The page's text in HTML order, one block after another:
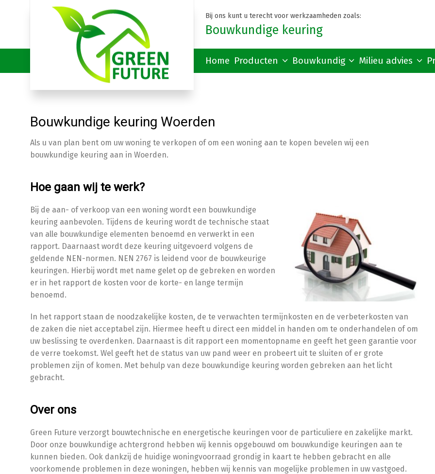
Bij ons kunt u terecht voor werkzaamheden zoals:
Bouwkundige keuring
Home Producten Bouwkundig Milieu advies
Bouwkundige keuring Woerden
Als u van plan bent om uw woning te verkopen of om een woning aan te kopen bevelen wij een
bouwkundige keuring aan in Woerden.
Hoe gaan wij te werk?
Bij de aan- of verkoop van een woning wordt een bouwkundige
keuring aanbevolen. Tijdens de keuring wordt de technische staat
van alle bouwkundige elementen benoemd en verwerkt in een
rapport. Daarnaast wordt deze keuring uitgevoerd volgens de
geldende NEN-normen. NEN 2767 is leidend voor de bouwkeurige
keuringen. Hierbij wordt met name gelet op de gebreken en worden
er in het rapport de kosten voor de korte- en lange termijn
benoemd.
In het rapport staan de noodzakelijke kosten, de te verwachten termijnkosten en de verbeterkosten van
de zaken die niet acceptabel zijn. Hiermee heeft u direct een middel in handen om te onderhandelen of om
uw beslissing te overdenken. Daarnaast is dit rapport een momentopname en geeft het geen garantie voor
de verre toekomst. Wel geeft het de status van uw pand weer en probeert uit te sluiten of er grote
problemen zijn of komen. Met behulp van deze bouwkundige keuring worden gebreken aan het licht
gebracht.
Over ons
Green Future verzorgt bouwtechnische en energetische keuringen voor de particuliere en zakelijke markt.
Door onze bouwkundige achtergrond hebben wij kennis opgebouwd om bouwkundige keuringen aan te
kunnen bieden. Ook dankzij de huidige woningvoorraad grondig in kaart te hebben gebracht en alle
voorkomende problemen in deze woningen, hebben wij kennis van mogelijke problemen in uw vastgoed.